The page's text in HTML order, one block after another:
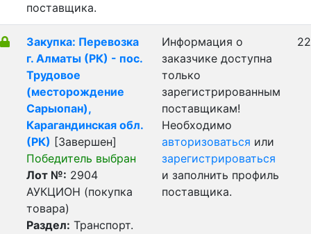
поставщика.
Закупка: Перевозка
г. Алматы (РК) - пос.
Трудовое
(месторождение
Сарыопан),
Карагандинская обл.
(РК) [Завершен]
Победитель выбран
Лот №: 2904
АУКЦИОН (покупка
товара)
Раздел: Транспорт.
Информация о
заказчике доступна
только
зарегистрированным
поставщикам!
Необходимо
авторизоваться или
зарегистрироваться
и заполнить профиль
поставщика.